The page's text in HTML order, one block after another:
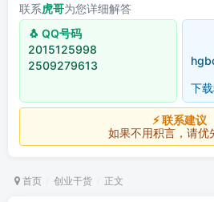
联系虎哥为您详细解答
🐧 QQ号码
2015125998
2509279613
下
⚡ 联系建议
如果不用积言，请优
首页 创业干货 正文